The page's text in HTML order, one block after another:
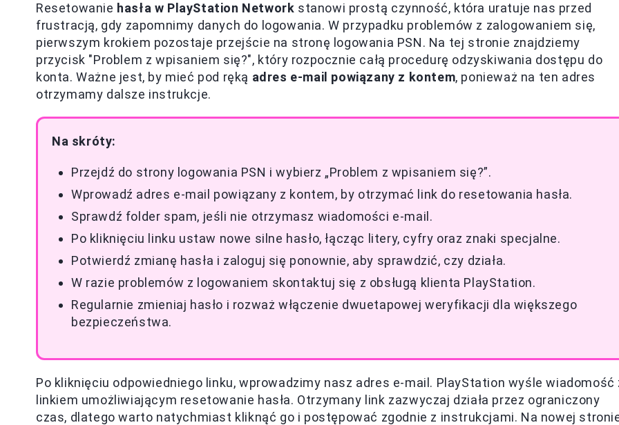
Resetowanie hasła w PlayStation Network stanowi prostą czynność, która uratuje nas przed
frustracją, gdy zapomnimy danych do logowania. W przypadku problemów z zalogowaniem się,
pierwszym krokiem pozostaje przejście na stronę logowania PSN. Na tej stronie znajdziemy
przycisk "Problem z wpisaniem się?", który rozpocznie całą procedurę odzyskiwania dostępu do
konta. Ważne jest, by mieć pod ręką adres e-mail powiązany z kontem, ponieważ na ten adres
otrzymamy dalsze instrukcje.
Na skróty:
Przejdź do strony logowania PSN i wybierz „Problem z wpisaniem się?”.
Wprowadź adres e-mail powiązany z kontem, by otrzymać link do resetowania hasła.
Sprawdź folder spam, jeśli nie otrzymasz wiadomości e-mail.
Po kliknięciu linku ustaw nowe silne hasło, łącząc litery, cyfry oraz znaki specjalne.
Potwierdź zmianę hasła i zaloguj się ponownie, aby sprawdzić, czy działa.
W razie problemów z logowaniem skontaktuj się z obsługą klienta PlayStation.
Regularnie zmieniaj hasło i rozważ włączenie dwuetapowej weryfikacji dla większego
bezpieczeństwa.
Po kliknięciu odpowiedniego linku, wprowadzimy nasz adres e-mail. PlayStation wyśle wiadomość
linkiem umożliwiającym resetowanie hasła. Otrzymany link zazwyczaj działa przez ograniczony
czas, dlatego warto natychmiast kliknąć go i postępować zgodnie z instrukcjami. Na nowej